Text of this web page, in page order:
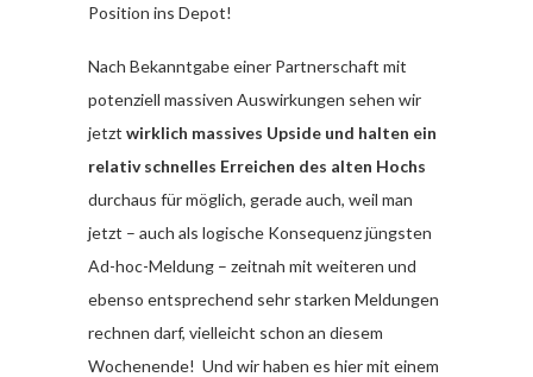
Position ins Depot!
Nach Bekanntgabe einer Partnerschaft mit
potenziell massiven Auswirkungen sehen wir
jetzt wirklich massives Upside und halten ein
relativ schnelles Erreichen des alten Hochs
durchaus für möglich, gerade auch, weil man
jetzt – auch als logische Konsequenz jüngsten
Ad-hoc-Meldung – zeitnah mit weiteren und
ebenso entsprechend sehr starken Meldungen
rechnen darf, vielleicht schon an diesem
Wochenende! Und wir haben es hier mit einem